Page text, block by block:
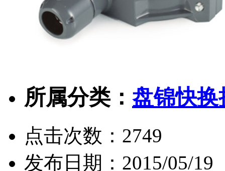
所属分类： 盘锦快换
点击次数： 2749
发布日期： 2015/05/19